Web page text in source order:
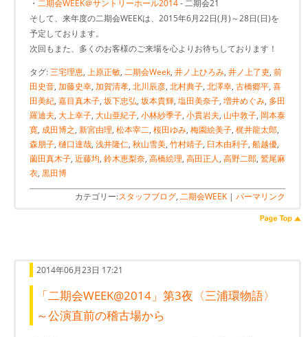
・ 二期会WEEK＠サントリーホール2014- 二期会21
そして、来年度の二期会WEEKは、2015年6月22日(月)～28日(日)を
予定しております。
次回もまた、多くのお客様のご来場を心よりお待ちしております！
タグ:三宅理恵, 上原正敏, 二期会Week, 井ノ上ひろみ, 井ノ上了吏, 前
田史音, 加藤史幸, 加賀清孝, 北川辰彦, 北村典子, 北澤幸, 古橋郷平, 喜
田美紀, 嘉目真木子, 坂下忠弘, 坂本貴輝, 塩田美奈子, 増井めぐみ, 多田
羅迪夫, 大上幸子, 大山亜紀子, 小林紗季子, 小貫岩夫, 山中敦子, 岡本泰
寛, 成田博之, 新宮由理, 松本宰二, 桜田ゆみ, 梅園絵美子, 梶井龍太郎,
森朋子, 樋口達哉, 浅井隆仁, 秋山雪美, 竹村靖子, 臼木由利子, 船越優,
薗田真木子, 近藤均, 鈴木恵梨奈, 高橋絵理, 高田正人, 高野二郎, 鷲尾麻
衣, 黒田博
カテゴリー:スタッフブログ, 二期会WEEK | パーマリンク
2014年06月23日 17:21
「二期会WEEK@2014」第3夜〈三浦環物語〉
～公演直前の稽古場から